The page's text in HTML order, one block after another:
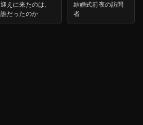
迎えに来たのは、
誰だったのか
結婚式前夜の訪問
者